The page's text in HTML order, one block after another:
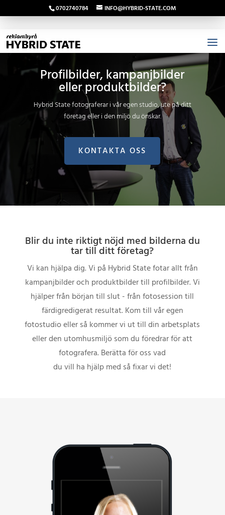
0702740784 INFO@HYBRID-STATE.COM
Profilbilder, kampanjbilder
eller produktbilder?
Hybrid State fotograferar i vår egen studio, ute på ditt
företag eller i den miljö du önskar.
KONTAKTA OSS
Blir du inte riktigt nöjd med bilderna du
tar till ditt företag?
Vi kan hjälpa dig. Vi på Hybrid State fotar allt från
kampanjbilder och produktbilder till profilbilder. Vi
hjälper från början till slut - från fotosession till
färdigredigerat resultat. Kom till vår egen
fotostudio eller så kommer vi ut till din arbetsplats
eller den utomhusmiljö som du föredrar för att
fotografera. Berätta för oss vad
du vill ha hjälp med så fixar vi det!